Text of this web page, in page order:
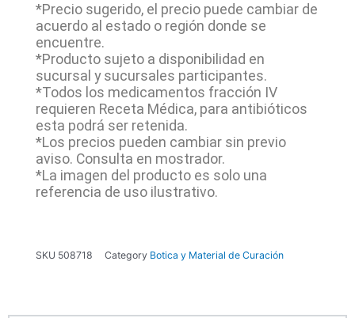
*Precio sugerido, el precio puede cambiar de
acuerdo al estado o región donde se
encuentre.
*Producto sujeto a disponibilidad en
sucursal y sucursales participantes.
*Todos los medicamentos fracción IV
requieren Receta Médica, para antibióticos
esta podrá ser retenida.
*Los precios pueden cambiar sin previo
aviso. Consulta en mostrador.
*La imagen del producto es solo una
referencia de uso ilustrativo.
SKU 508718 Category Botica y Material de Curación